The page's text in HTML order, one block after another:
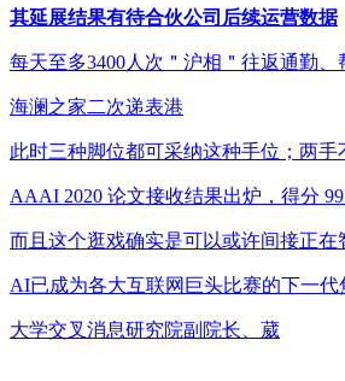
其延展结果有待合伙公司后续运营数据
每天至多3400人次＂沪相＂往返通勤、
海澜之家二次递表港
此时三种脚位都可采纳这种手位；两手
AAAI 2020 论文接收结果出炉，得分
而且这个逛戏确实是可以或许间接正在
AI已成为各大互联网巨头比赛的下一代
大学交叉消息研究院副院长、葳